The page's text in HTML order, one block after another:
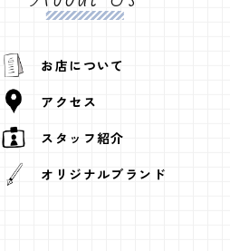
お店について
アクセス
スタッフ紹介
オリジナルブランド